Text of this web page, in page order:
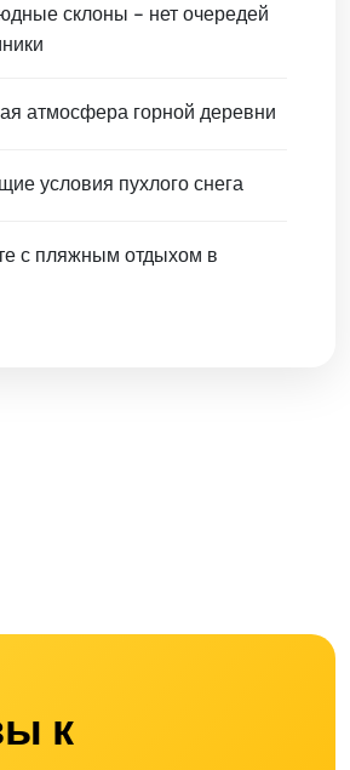
склоны - нет очередей
атмосфера горной деревни
условия пухлого снега
с пляжным отдыхом в
к